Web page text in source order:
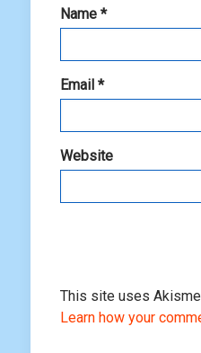
Name *
Email *
Website
This site uses
Learn how your